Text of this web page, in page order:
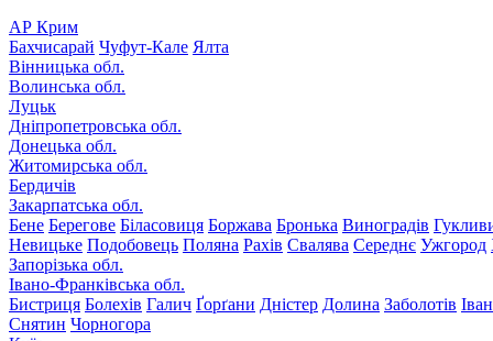
АР Крим
Бахчисарай Чуфут-Кале Ялта
Вінницька обл.
Волинська обл.
Луцьк
Дніпропетровська обл.
Донецька обл.
Житомирська обл.
Бердичів
Закарпатська обл.
Бене Берегове Біласовиця Боржава Бронька Виноградів
Невицьке Подобовець Поляна Рахів Свалява Середнє Ужгород
Запорізька обл.
Івано-Франківська обл.
Бистриця Болехів Галич Ґорґани Дністер Долина Заболотів
Снятин Чорногора